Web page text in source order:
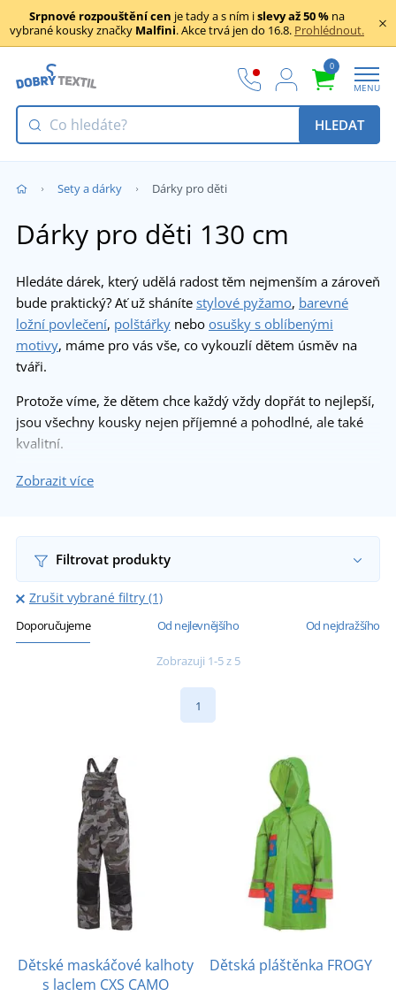
Srpnové rozpouštění cen je tady a s ním islevy až 50 % na
vybrané kousky značky Malfini. Akce trvá jen do 16.8. Prohlédnout.
0
MENU
HLEDAT
Sety a dárky Dárky pro děti
Dárky pro děti 130 cm
Hledáte dárek, který udělá radost těm nejmenším a zároveň
bude praktický? Ať už sháníte stylové pyžamo, barevné
ložní povlečení, polštářky nebo osušky s oblíbenými
motivy, máme pro vás vše, co vykouzlí dětem úsměv na
tváři.
Protože víme, že dětem chce každý vždy dopřát to nejlepší,
jsou všechny kousky nejen příjemné a pohodlné, ale také
kvalitní.
Dopřejte dětem dárek, který je potěší a stane se součástí
Zobrazit více
Filtrovat produkty
Zrušit vybrané filtry (1)
Doporučujeme Od nejlevnějšího Od nejdražšího
Zobrazuji 1-5 z 5
1
Dětské maskáčové kalhoty
s laclem CXS CAMO
Dětská pláštěnka FROGY